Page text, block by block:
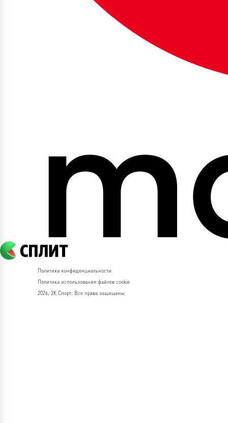
Политика конфиденциальности
Политика использования файлов cookie
2026, 2К Спорт. Все права защищены